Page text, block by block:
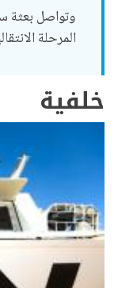
وتواصل بعثة
المرحلة
خلفية